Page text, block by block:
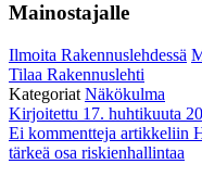
Mainostajalle
Ilmoita Rakennuslehdessä
Tilaa Rakennuslehti
Kategoriat Näkökulma
Kirjoitettu 17. huhtikuuta
Ei kommentteja artikkeliin
tärkeä osa riskienhallintaa